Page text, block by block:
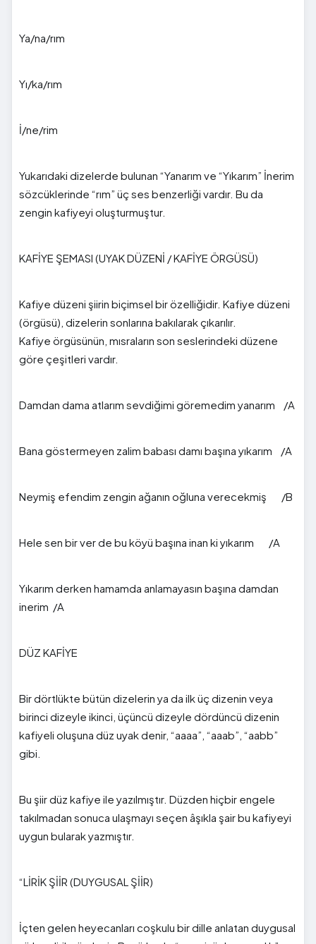
Ya/na/rım
Yı/ka/rım
İ/ne/rim
Yukarıdaki dizelerde bulunan “Yanarım ve “Yıkarım” İnerim
sözcüklerinde “rım” üç ses benzerliği vardır. Bu da
zengin kafiyeyi oluşturmuştur.
KAFİYE ŞEMASI (UYAK DÜZENİ / KAFİYE ÖRGÜSÜ)
Kafiye düzeni şiirin biçimsel bir özelliğidir. Kafiye düzeni
(örgüsü), dizelerin sonlarına bakılarak çıkarılır.
Kafiye örgüsünün, mısraların son seslerindeki düzene
göre çeşitleri vardır.
Damdan dama atlarım sevdiğimi göremedim yanarım /A
Bana göstermeyen zalim babası damı başına yıkarım /A
Neymiş efendim zengin ağanın oğluna verecekmiş /B
Hele sen bir ver de bu köyü başına inan ki yıkarım /A
Yıkarım derken hamamda anlamayasın başına damdan
inerim /A
DÜZ KAFİYE
Bir dörtlükte bütün dizelerin ya da ilk üç dizenin veya
birinci dizeyle ikinci, üçüncü dizeyle dördüncü dizenin
kafiyeli oluşuna düz uyak denir, “aaaa”, “aaab”, “aabb”
gibi.
Bu şiir düz kafiye ile yazılmıştır. Düzden hiçbir engele
takılmadan sonuca ulaşmayı seçen âşıkla şair bu kafiyeyi
uygun bularak yazmıştır.
“LİRİK ŞİİR (DUYGUSAL ŞİİR)
İçten gelen heyecanları coşkulu bir dille anlatan duygusal